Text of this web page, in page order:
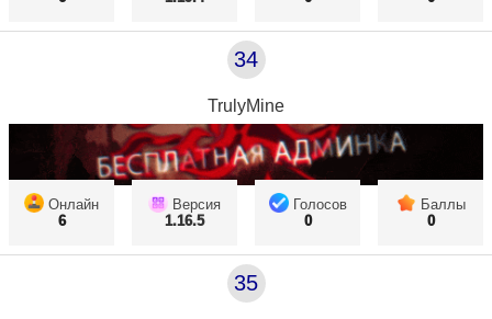
34
TrulyMine
Онлайн
6
Версия
1.16.5
Голосов
0
Баллы
0
35